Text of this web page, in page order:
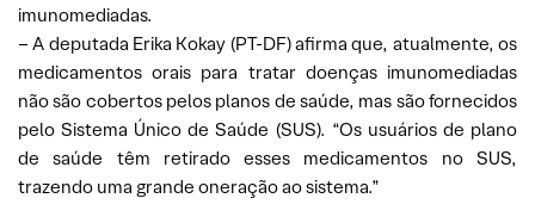
imunomediadas.
– A deputada Erika Kokay (PT-DF) afirma que, atualmente, os
medicamentos orais para tratar doenças imunomediadas
não são cobertos pelos planos de saúde, mas são fornecidos
pelo Sistema Único de Saúde (SUS). “Os usuários de plano
de saúde têm retirado esses medicamentos no SUS,
trazendo uma grande oneração ao sistema.”